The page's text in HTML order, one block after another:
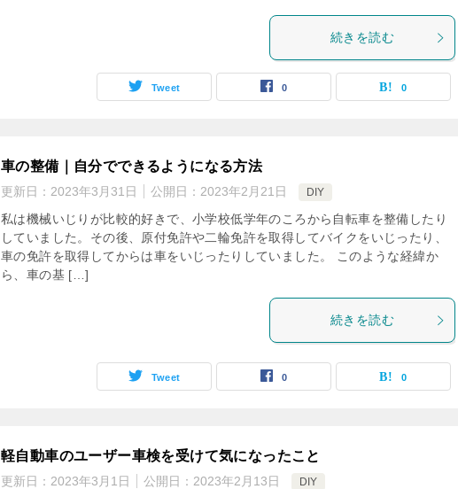
続きを読む
Tweet 0 0
車の整備｜自分でできるようになる方法
更新日： 2023年3月31日 公開日： 2023年2月21日 DIY
私は機械いじりが比較的好きで、小学校低学年のころから自転車を整備したり
していました。その後、原付免許や二輪免許を取得してバイクをいじったり、
車の免許を取得してからは車をいじったりしていました。 このような経緯か
ら、車の基 […]
続きを読む
Tweet 0 0
軽自動車のユーザー車検を受けて気になったこと
更新日： 2023年3月1日 公開日： 2023年2月13日 DIY